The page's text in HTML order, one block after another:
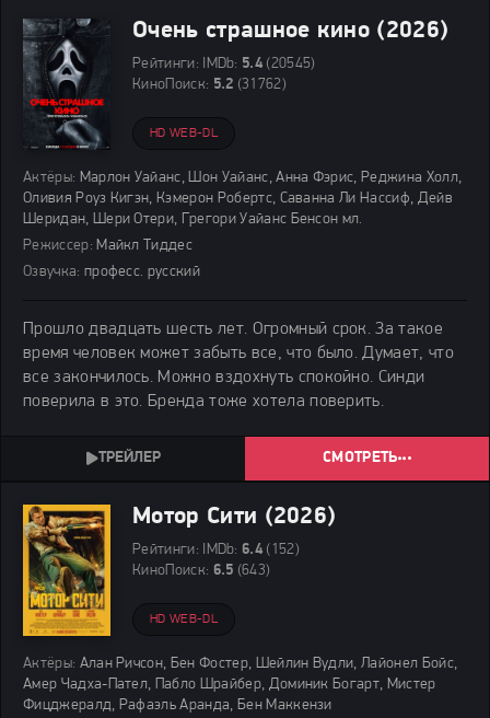
Очень страшное кино (2026)
Рейтинги: IMDb: 5.4 (20545)
КиноПоиск: 5.2 (31762)
HD WEB-DL
Актёры: Марлон Уайанс, Шон Уайанс, Анна Фэрис, Реджина Холл,
Оливия Роуз Кигэн, Кэмерон Робертс, Саванна Ли Нассиф, Дейв
Шеридан, Шери Отери, Грегори Уайанс Бенсон мл.
Режиссер: Майкл Тиддес
Озвучка: професс. русский
Прошло двадцать шесть лет. Огромный срок. За такое
время человек может забыть все, что было. Думает, что
все закончилось. Можно вздохнуть спокойно. Синди
поверила в это. Бренда тоже хотела поверить.
СМОТРЕТЬ
Мотор Сити (2026)
Рейтинги: IMDb:6.4 (152)
КиноПоиск: 6.5 (643)
HD WEB-DL
Актёры: Алан Ричсон, Бен Фостер, Шейлин Вудли, Лайонел Бойс,
Амер Чадха-Пател, Пабло Шрайбер, Доминик Богарт, Мистер
Фицджералд, Рафаэль Аранда, Бен Маккензи